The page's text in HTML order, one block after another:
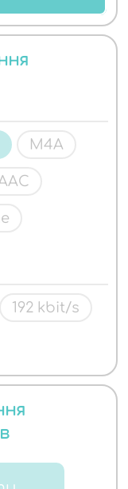
M4A
192 kbit/s